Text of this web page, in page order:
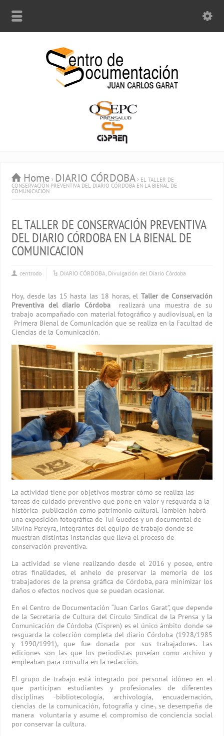
Home DIARIO CÓRDOBA
EL TALLER DE
CONSERVACIÓN PREVENTIVA DEL DIARIO CÓRDOBA EN LA BIENAL DE
COMUNICACION
EL TALLER DE CONSERVACIÓN PREVENTIVA
DEL DIARIO CÓRDOBA EN LA BIENAL DE
COMUNICACION
centrodo DIARIO CÓRDOBA, Divulgación del Diario Córdoba
Hoy, desde las 15 hasta las 18 horas, elTaller de Conservación
Preventiva del diario Córdobarealizará una muestra de su
trabajo acompañado con material fotográfico y audiovisual, en la
Primera Bienal de Comunicación que se realiza en la Facultad de
Ciencias de la Comunicación.
La actividad tiene por objetivos mostrar cómo se realiza las
tareas de cuidado preventivo que pone en valor y resguarda a la
histórica publicación como patrimonio cultural. También habrá
una exposición fotográfica de Tui Guedes y un documental de
Silvina Pereyra, integrantes del equipo de trabajo donde se
muestran distintas instancias que lleva el proceso de
conservación preventiva.
La actividad se viene realizando desde el 2016 y posee, entre
otras finalidades, el anhelo de preservar la memoria de los
trabajadores de la prensa gráfica de Córdoba, para minimizar los
daños o efectos nocivos que se puedan ocasionar.
En el Centro de Documentación “Juan Carlos Garat”, que depende
de la Secretaría de Cultura del Círculo Sindical de la Prensa y la
Comunicación de Córdoba (Cispren) es el único ámbito donde se
resguarda la colección completa del diario Córdoba (1928/1985
y 1990/1991), que fue donada por sus trabajadores. Las
ediciones son las que los periodistas poseían como archivo y
empleaban para consulta en la redacción.
El grupo de trabajo está integrado por personal idóneo en el
que participan estudiantes y profesionales de diferentes
disciplinas -bibliotecología, archivología, encuadernación,
ciencias de la comunicación, fotografía y cine-, se desempeña de
manera voluntaria y asume el compromiso de conciencia social
por conservar la cultura.